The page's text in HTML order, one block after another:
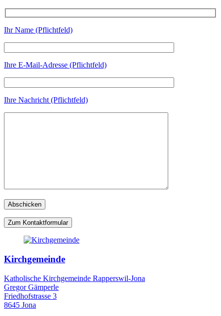
Ihr Name (Pflichtfeld)
Ihre E-Mail-Adresse (Pflichtfeld)
Ihre Nachricht (Pflichtfeld)
Zum Kontaktformular
Kirchgemeinde
Katholische Kirchgemeinde Rapperswil-Jona
Gregor Gämperle
Friedhofstrasse 3
8645 Jona